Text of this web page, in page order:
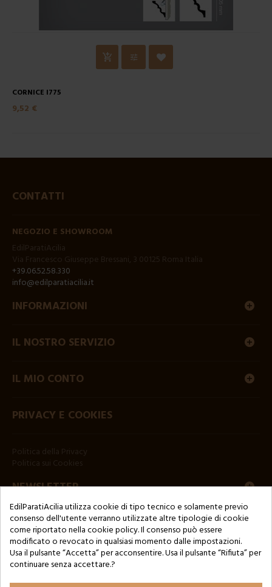
CORNICE I775
9,52 €
CONTATTI
NEGOZIO E SHOWROOM
+39.06.52.58.330
info@edilparatiacilia.it
INFORMAZIONI
IL NOSTRO SERVIZIO
IL MIO CONTO
PRIVACY E COOKIES
NEWSLETTER
Copyright © 2024 by 3Enne s.r.l.s. P.IVA/C.F.: 13466181008
Numero di iscrizione REA: RM-1449325 - Registro delle Imprese di
EdilParatiAcilia utilizza cookie di tipo tecnico e solamente previo
consenso dell'utente verranno utilizzate altre tipologie di cookie
come riportato nella cookie policy. Il consenso può essere
modificato o revocato in qualsiasi momento dalle impostazioni.
Usa il pulsante “Accetta” per acconsentire. Usa il pulsante “Rifiuta” per
continuare senza accettare.?